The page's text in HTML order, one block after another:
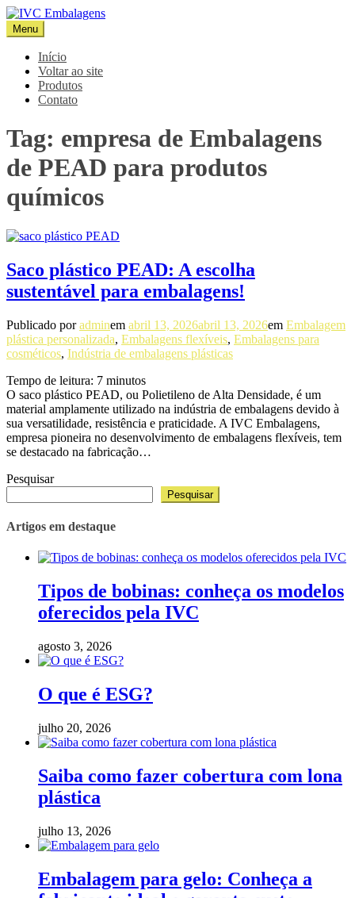
Pular
para
o
conteúdo
IVC Embalagens
Blog IVC
Menu
Início
Voltar ao site
Produtos
Contato
Tag: empresa de Embalagens
de PEAD para produtos
químicos
Saco plástico PEAD: A escolha
sustentável para embalagens!
Publicado poradminem abril 13, 2026abril 13, 2026em Embalagem
plástica personalizada, Embalagens flexíveis, Embalagens para
cosméticos, Indústria de embalagens plásticas
Tempo de leitura: 7 minutos
O saco plástico PEAD, ou Polietileno de Alta Densidade, é um
material amplamente utilizado na indústria de embalagens devido à
sua versatilidade, resistência e praticidade. A IVC Embalagens,
empresa pioneira no desenvolvimento de embalagens flexíveis, tem
se destacado na fabricação…
Pesquisar
Pesquisar
Artigos em destaque
Tipos de bobinas: conheça os modelos
oferecidos pela IVC
agosto 3, 2026
O que é ESG?
julho 20, 2026
Saiba como fazer cobertura com lona
plástica
julho 13, 2026
Embalagem para gelo: Conheça a